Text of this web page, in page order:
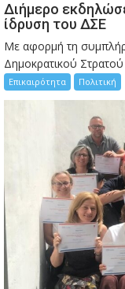
Διήμερο
ίδρυση του ΔΣΕ
Με αφορμή τη
Δημοκρατικού
Επικαιρότητα Πολιτική